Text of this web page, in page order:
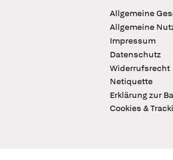
Allgemeine
Allgemeine
Impressum
Datenschutz
Widerrufsrecht
Netiquette
Erklärung zur
Cookies &